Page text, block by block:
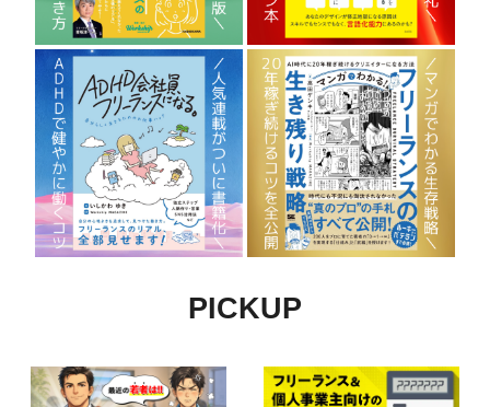
PICKUP